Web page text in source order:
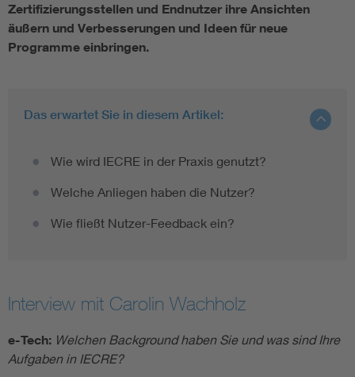
Zertifizierungsstellen und Endnutzer ihre Ansichten
äußern und Verbesserungen und Ideen für neue
Programme einbringen.
Das erwartet Sie in diesem Artikel:
Wie wird IECRE in der Praxis genutzt?
Welche Anliegen haben die Nutzer?
Wie fließt Nutzer-Feedback ein?
Interview mit Carolin Wachholz
e-Tech: Welchen Background haben Sie und was sind Ihre
Aufgaben in IECRE?